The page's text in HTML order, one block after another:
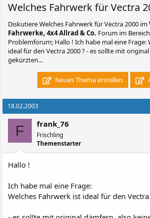
Welches Fahrwerk für Vectra
DiskutiereWelches Fahrwerk für Vectra 2000 im
Fahrwerke, 4x4 Allrad & Co. Forum im
Problemforum; Hallo ! Ich habe mal eine Frage:
ideal für den Vectra 2000 ? - es sollte mit
gekürzten...
Neues Thema erstellen
18.02.2003
F frank_76
Frischling
Themenstarter
Hallo !
Ich habe mal eine Frage:
Welches Fahrwerk ist ideal für den